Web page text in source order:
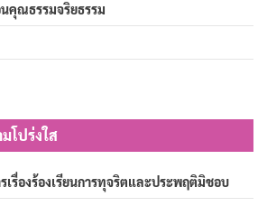
คุณธรรมจริยธรรม
โปร่งใส
เรื่องร้องเรียนการทุจริตและประพฤติมิชอบ